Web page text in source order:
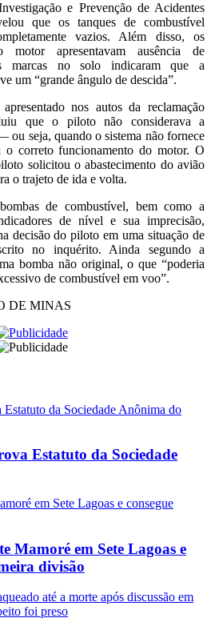
e Prevenção de Acidentes
que os tanques de combustível
vazios. Além disso, os
motor apresentavam ausência de
marcas no solo indicaram que a
um “grande ângulo de descida”.
nos autos da reclamação
que o piloto não considerava a
ou seja, quando o sistema não fornece
o correto funcionamento do motor. O
solicitou o abastecimento do avião
o trajeto de ida e volta.
de combustível, bem como a
de nível e sua imprecisão,
decisão do piloto em uma situação de
no inquérito. Ainda segundo a
bomba não original, o que “poderia
de combustível em voo”.
DE MINAS
Estatuto da Sociedade
Mamoré em Sete Lagoas e
divisão